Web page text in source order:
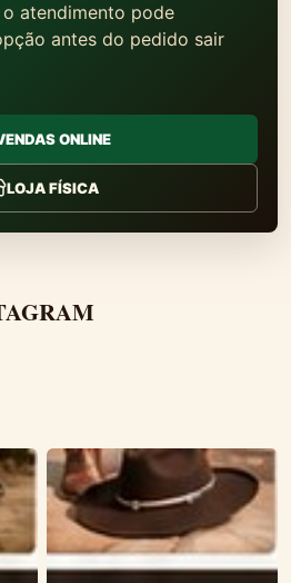
atendimento pode
antes do pedido sair
ONLINE
LOJA FÍSICA